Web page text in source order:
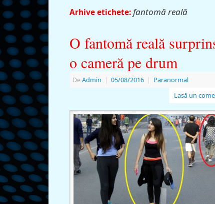
Arhive etichete: fantomă reală
O fantomă reală
o cameră pe drum
DeAdmin | 05/08/2016 | Paranormal
Lasă un